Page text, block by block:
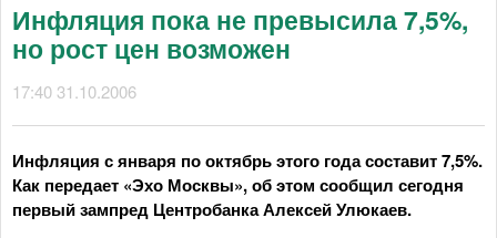
Инфляция пока не превысила 7,5%,
но рост цен возможен
17:40 31.10.2006
Инфляция с января по октябрь этого года составит 7,5%.
Как передает «Эхо Москвы», об этом сообщил сегодня
первый зампред Центробанка Алексей Улюкаев.